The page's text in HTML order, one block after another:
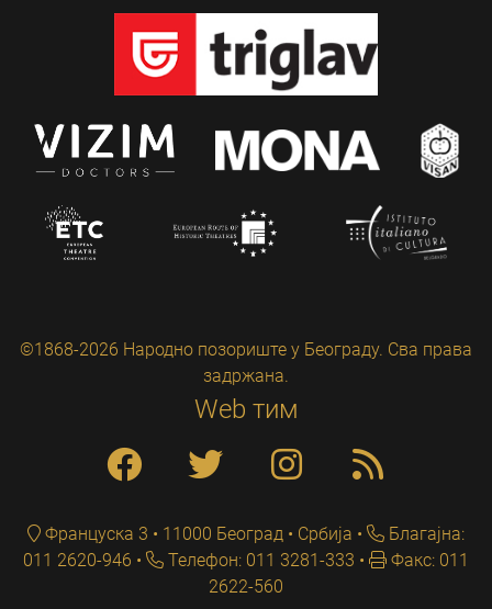
©1868-2026 Народно позориште у Београду. Сва права
задржана.
Web тим
Француска 3 • 11000 Београд • Србија
Благајна:
011 2620-946
Телефон: 011 3281-333
Факс: 011
2622-560